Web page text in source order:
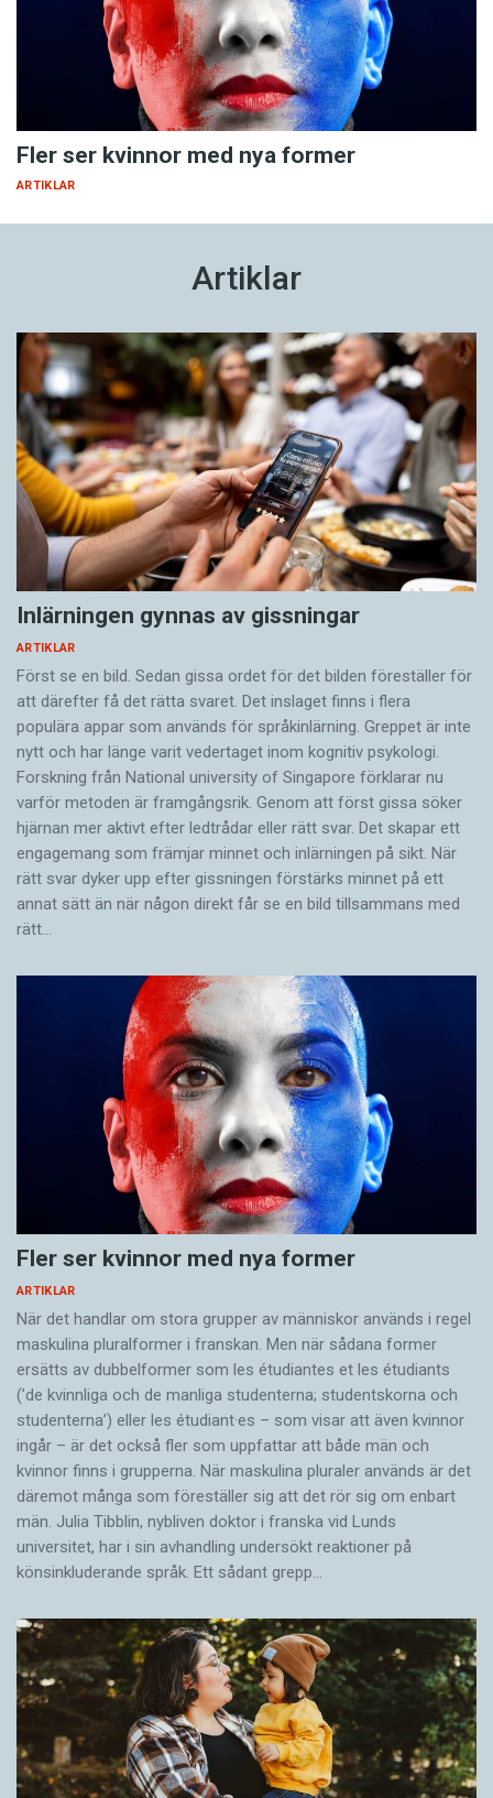
Fler ser kvinnor med nya former
ARTIKLAR
Artiklar
Inlärningen gynnas av gissningar
ARTIKLAR
Först se en bild. Sedan gissa ordet för det bilden föreställer för
att därefter få det rätta svaret. Det inslaget finns i flera
populära appar som används för språkinlärning. Greppet är inte
nytt och har länge varit vedertaget inom kognitiv psykologi.
Forskning från National university of Singa­pore förklarar nu
varför metoden är framgångsrik. Genom att först gissa ­söker
hjärnan mer aktivt ­efter ledtrådar eller rätt svar. Det skapar ett
engagemang som främjar minnet och inlärningen på sikt. När
rätt svar dyker upp efter gissningen förstärks minnet på ett
annat sätt än när någon direkt får se en bild tillsammans med
rätt…
Fler ser kvinnor med nya former
ARTIKLAR
När det handlar om stora grupper av människor används i regel
maskulina pluralformer i franskan. Men när sådana ­former
ersätts av dubbel­former som les étudiantes et les étudiants
(’de kvinnliga och de manliga studenterna; studentskorna och
studenterna’) eller les étudiant·es – som visar att även kvinnor
ingår – är det också fler som uppfattar att både män och
kvinnor finns i grupperna. När maskulina pluraler används är det
där­emot många som föreställer sig att det rör sig om enbart
män. Julia Tibblin, nybliven doktor i franska vid Lunds
universitet, har i sin avhandling undersökt reaktioner på
könsinkluderande språk. Ett sådant grepp…